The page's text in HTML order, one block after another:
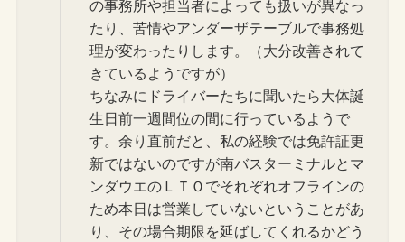
の事務所や担当者によっても扱いが異なっ
たり、苦情やアンダーザテーブルで事務処
理が変わったりします。（大分改善されて
きているようですが）
ちなみにドライバーたちに聞いたら大体誕
生日前一週間位の間に行っているようで
す。余り直前だと、私の経験では免許証更
新ではないのですが南バスターミナルとマ
ンダウエのＬＴＯでそれぞれオフラインの
ため本日は営業していないということがあ
り、その場合期限を延ばしてくれるかどう